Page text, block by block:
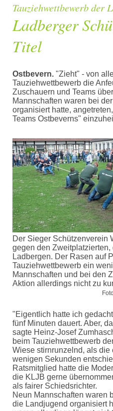
Tauziehwettbewerb der
Ladberger
Titel
Ostbevern. "Zieht" - von
Tauziehwettbewerb die
Zuschauern und Teams
Mannschaften waren bei
organisiert hatte,
Teams Ostbeverns"
Der Sieger Schützenverein
gegen den
Ladbergen. Der Rasen auf
Tauziehwettbewerb ein
Mannschaften und bei den
Aktion allerdings nicht zu
"Eigentlich hatte ich
fünf Minuten dauert. Aber,
sagte Heinz-Josef
beim Tauziehwettbewerb
Wiese stirnrunzelnd, als die
wenigen Sekunden
Ratsmitglied hatte die
die KLJB gerne
als fairer Schiedsrichter.
Neun Mannschaften waren
die Landjugend organisiert